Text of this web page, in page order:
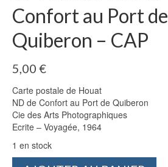
Confort au Port de
Quiberon – CAP
5,00 €
Carte postale de Houat
ND de Confort au Port de Quiberon
Cie des Arts Photographiques
Ecrite – Voyagée, 1964
1 en stock